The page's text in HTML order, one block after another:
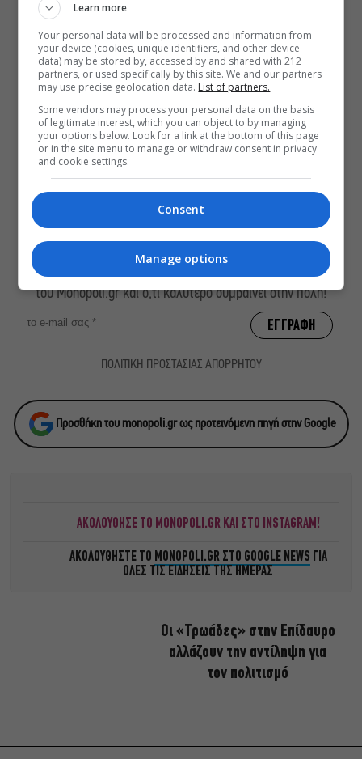
Θηραίου για 3ο χρόνο στο Θέατρο
Άβατον
Δικός σου, Φραντς: Η παράσταση του
Αλέξανδρου Διαμαντή ξανά στην
Γερμανόφωνη Ευαγγελική Εκκλησία
«Ριφιφί»: Σε Α’ τηλεοπτική προβολή
η σειρά φαινόμενο του Σωτήρη
Τσαφούλια
ΕΓΓΡΑΦΕΙΤΕ ΣΤΟ NEWSLETTER ΜΑΣ
Βρες καθημερινά στο email σου τα πιο δημοφιλή θέματα
του Monopoli.gr και ό,τι καλύτερο συμβαίνει στην πόλη!
ΠΟΛΙΤΙΚΗ ΠΡΟΣΤΑΣΙΑΣ ΑΠΟΡΡΗΤΟΥ
Προσθήκη του monopoli.gr ως προτεινόμενη πηγή στην Google
ΑΚΟΛΟΥΘΗΣΕ ΤΟ MONOPOLI.GR ΚΑΙ ΣΤΟ INSTAGRAM!
ΑΚΟΛΟΥΘΗΣΤΕ ΤΟ MONOPOLI.GR ΣΤΟ GOOGLE NEWS ΓΙΑ
ΟΛΕΣ ΤΙΣ ΕΙΔΗΣΕΙΣ ΤΗΣ ΗΜΕΡΑΣ
Οι «Τρωάδες» στην Επίδαυρο
αλλάζουν την αντίληψη για
τον πολιτισμό
Learn more
Your personal data will be processed and information from
your device (cookies, unique identifiers, and other device
data) may be stored by, accessed by and shared with 212
partners, or used specifically by this site. We and our partners
may use precise geolocation data. List of partners.
Some vendors may process your personal data on the basis
of legitimate interest, which you can object to by managing
your options below. Look for a link at the bottom of this page
or in the site menu to manage or withdraw consent in privacy
and cookie settings.
Consent
Manage options